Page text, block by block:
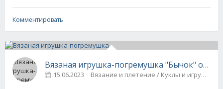
Комментировать
Вязаная игрушка-погремушка "Бычок" от
15.06.2023 Вязание и плетение / Куклы и игрушки